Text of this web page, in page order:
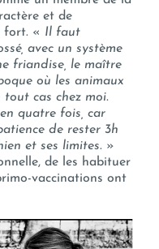
et de
fort. « Il faut
avec un système
friandise, le maître
où les animaux
tout cas chez moi.
quatre fois, car
de rester 3h
et ses limites. »
de les habituer
vaccinations ont